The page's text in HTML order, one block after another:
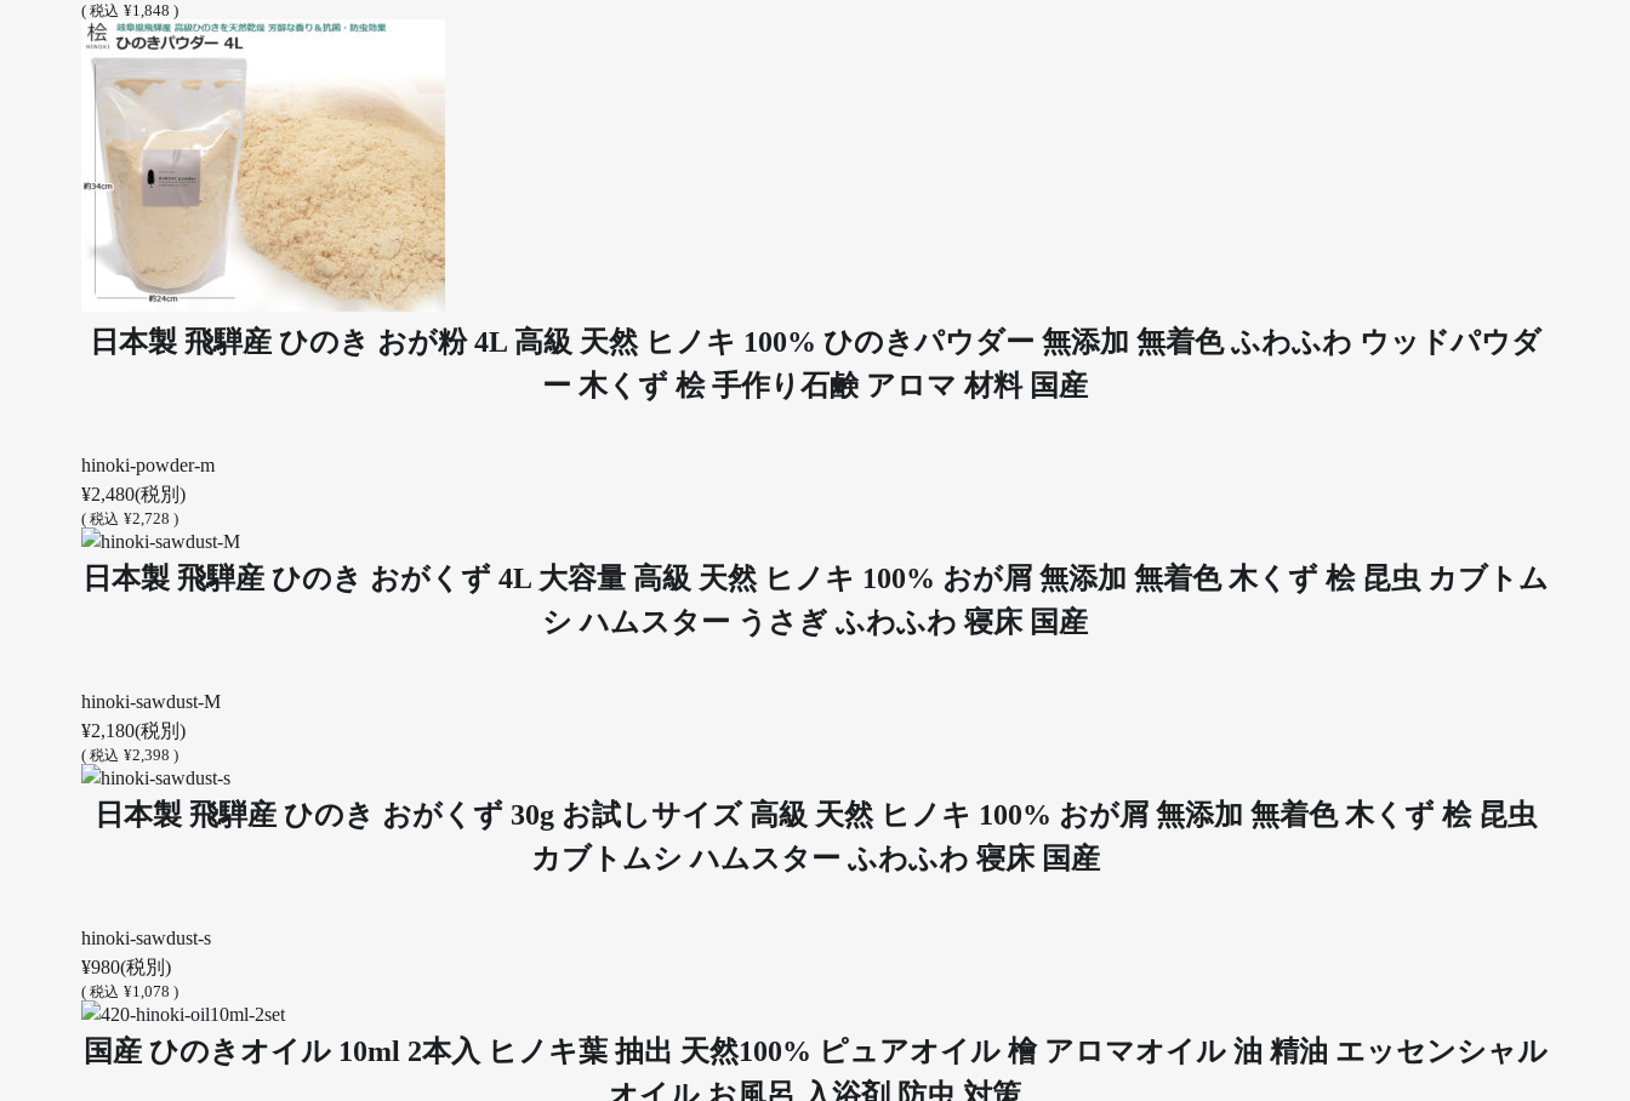
(税込 ¥1,848 )
日本製 飛騨産 ひのき おが粉 4L 高級 天然 ヒノキ 100% ひのきパウダー 無添加 無着色 ふわふわ ウッドパウダ
ー 木くず 桧 手作り石鹸 アロマ 材料 国産
hinoki-powder-m
¥2,480(税別)
(税込 ¥2,728 )
日本製 飛騨産 ひのき おがくず 4L 大容量 高級 天然 ヒノキ 100% おが屑 無添加 無着色 木くず 桧 昆虫 カブトム
シ ハムスター うさぎ ふわふわ 寝床 国産
hinoki-sawdust-M
¥2,180(税別)
(税込 ¥2,398 )
日本製 飛騨産 ひのき おがくず 30g お試しサイズ 高級 天然 ヒノキ 100% おが屑 無添加 無着色 木くず 桧 昆虫
カブトムシ ハムスター ふわふわ 寝床 国産
hinoki-sawdust-s
¥980(税別)
(税込 ¥1,078 )
国産 ひのきオイル 10ml 2本入 ヒノキ葉 抽出 天然100% ピュアオイル 檜 アロマオイル 油 精油 エッセンシャル